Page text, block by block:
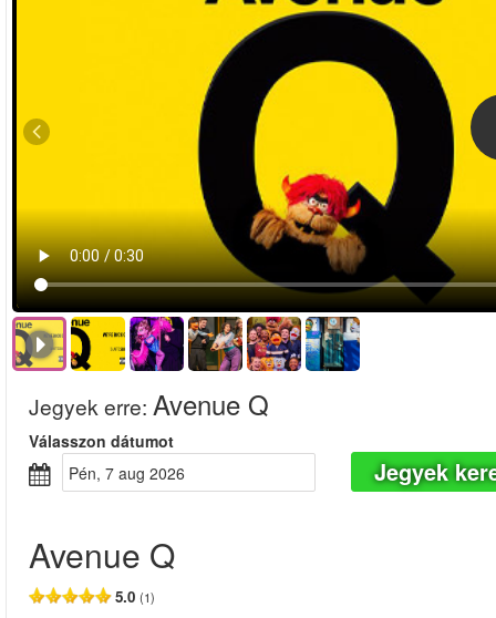
Jegyek erre: Avenue Q
Válasszon dátumot
pén, 7 aug 2026
Jegyek
Avenue Q
5.0 (1)